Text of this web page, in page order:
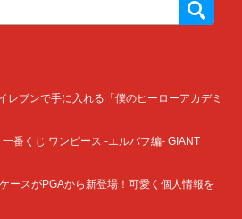
レブンで手に入れる「僕のヒーローアカデミ
番くじ ワンピース -エルバフ編- GIANT
ースがPGAから新登場！可愛く個人情報を